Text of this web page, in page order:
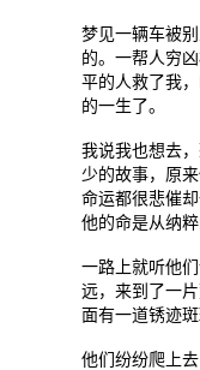
梦见一辆车被
的。一帮人穷
平的人救了我
的一生了。
我说我也想去
少的故事，原
命运都很悲催
他的命是从纳
一路上就听他
远，来到了一
面有一道锈迹斑
他们纷纷爬上